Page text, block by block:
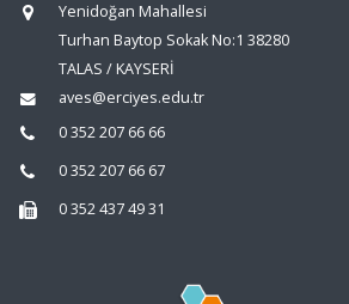
Yenidoğan Mahallesi
Turhan Baytop Sokak No:1 38280
TALAS / KAYSERİ
aves@erciyes.edu.tr
0 352 207 66 66
0 352 207 66 67
0 352 437 49 31